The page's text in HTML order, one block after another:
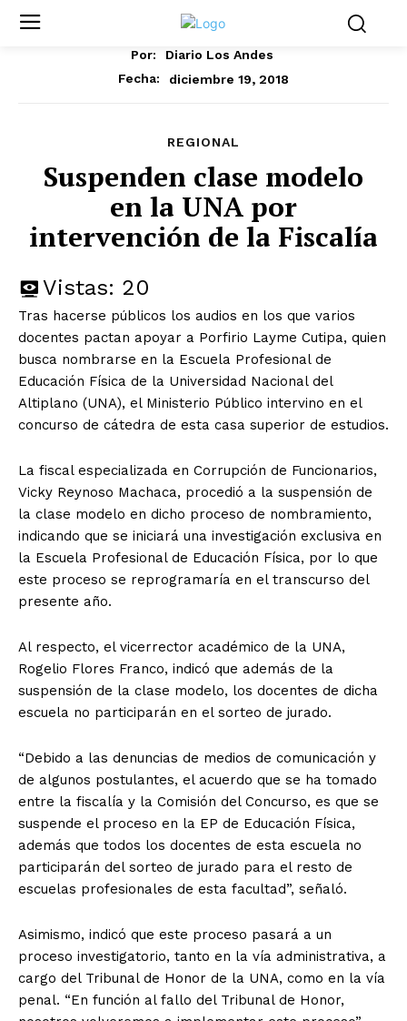
Por:
Diario Los Andes
Fecha:
diciembre 19, 2018
REGIONAL
Suspenden clase modelo
en la UNA por
intervención de la Fiscalía
Vistas: 20
Tras hacerse públicos los audios en los que varios
docentes pactan apoyar a Porfirio Layme Cutipa, quien
busca nombrarse en la Escuela Profesional de
Educación Física de la Universidad Nacional del
Altiplano (UNA), el Ministerio Público intervino en el
concurso de cátedra de esta casa superior de estudios.
La fiscal especializada en Corrupción de Funcionarios,
Vicky Reynoso Machaca, procedió a la suspensión de
la clase modelo en dicho proceso de nombramiento,
indicando que se iniciará una investigación exclusiva en
la Escuela Profesional de Educación Física, por lo que
este proceso se reprogramaría en el transcurso del
presente año.
Al respecto, el vicerrector académico de la UNA,
Rogelio Flores Franco, indicó que además de la
suspensión de la clase modelo, los docentes de dicha
escuela no participarán en el sorteo de jurado.
“Debido a las denuncias de medios de comunicación y
de algunos postulantes, el acuerdo que se ha tomado
entre la fiscalía y la Comisión del Concurso, es que se
suspende el proceso en la EP de Educación Física,
además que todos los docentes de esta escuela no
participarán del sorteo de jurado para el resto de
escuelas profesionales de esta facultad”, señaló.
Asimismo, indicó que este proceso pasará a un
proceso investigatorio, tanto en la vía administrativa, a
cargo del Tribunal de Honor de la UNA, como en la vía
penal. “En función al fallo del Tribunal de Honor,